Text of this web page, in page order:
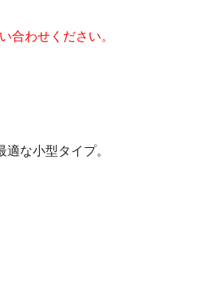
合わせください。
な小型タイプ。